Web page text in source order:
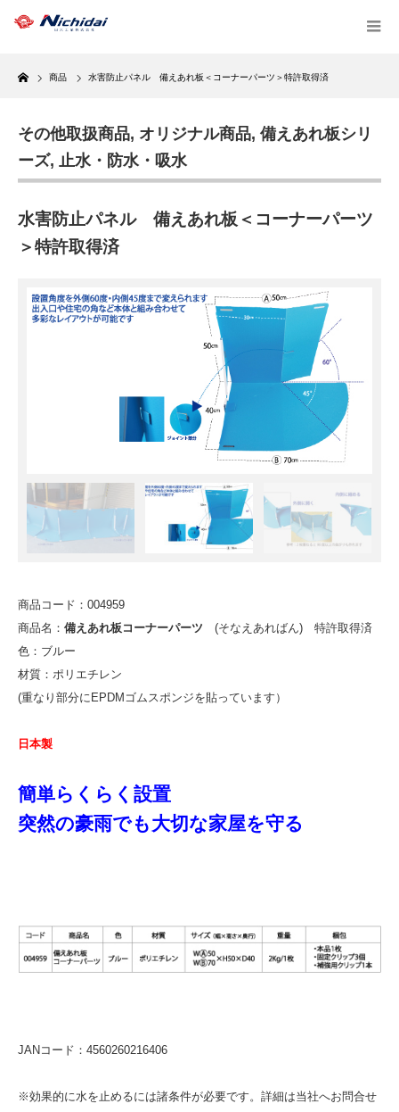
Home
商品 水害防止パネル 備えあれ板＜コーナーパーツ＞特許取得済
その他取扱商品, オリジナル商品, 備えあれ板シリ
ーズ, 止水・防水・吸水
水害防止パネル 備えあれ板＜コーナーパーツ
＞特許取得済
商品コード：004959
商品名： 備えあれ板コーナーパーツ (そなえあればん) 特許取得済
色：ブルー
材質：ポリエチレン
(重なり部分にEPDMゴムスポンジを貼っています）
日本製
簡単らくらく設置
突然の豪雨でも大切な家屋を守る
JANコード：4560260216406
※効果的に水を止めるには諸条件が必要です。詳細は当社へお問合せ